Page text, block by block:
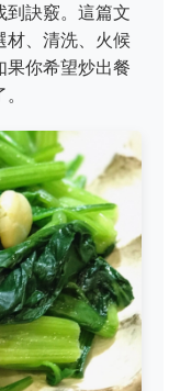
到訣竅。這篇文
材、清洗、火候
果你希望炒出餐